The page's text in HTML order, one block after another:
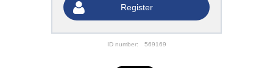
Register
ID number: 569169